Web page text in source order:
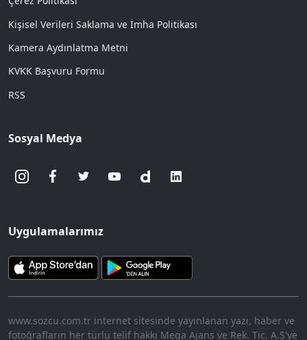
Kişisel Verileri Saklama ve İmha Politikası
Kamera Aydınlatma Metni
KVKK Başvuru Formu
RSS
Sosyal Medya
Uygulamalarımız
www.sozcu.com.tr internet sitesinde yayınlanan yazı, haber ve
fotoğrafların her türlü telif hakkı Mega Ajans ve Rek. Tic. A.Ş'ye